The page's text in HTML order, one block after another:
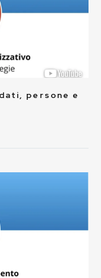
persone e